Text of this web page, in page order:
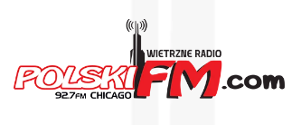
Informacje Giełdowe